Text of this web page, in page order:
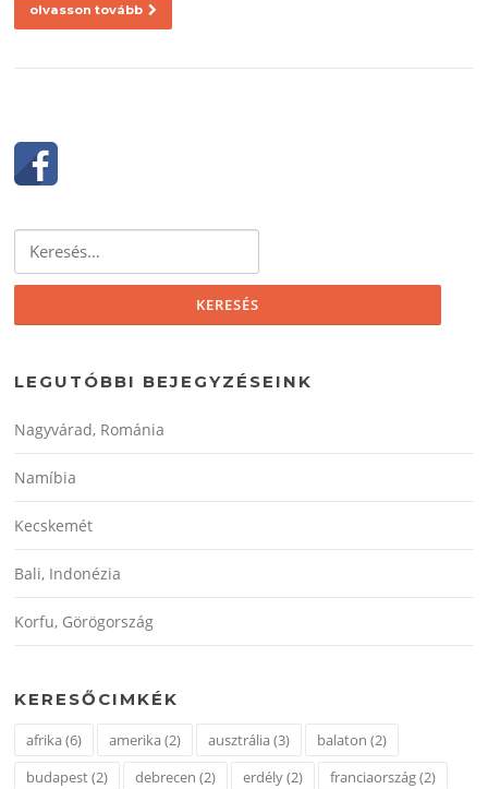
olvasson tovább
Keresés:
LEGUTÓBBI BEJEGYZÉSEINK
Nagyvárad, Románia
Namíbia
Kecskemét
Bali, Indonézia
Korfu, Görögország
KERESŐCIMKÉK
afrika(6) amerika(2) ausztrália(3) balaton (2)
budapest(2) debrecen (2) erdély(2) franciaország(2)